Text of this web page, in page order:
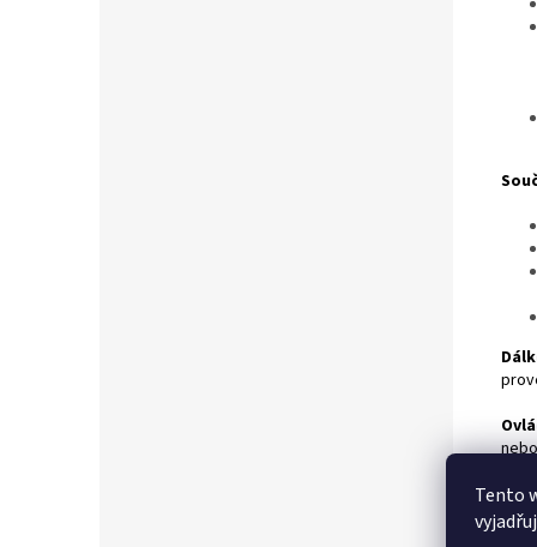
Tento
je